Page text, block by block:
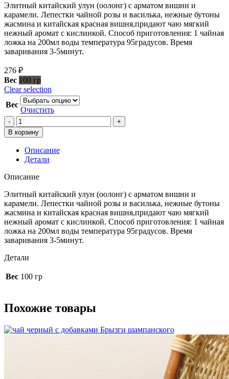
Элитный китайский улун (оолонг) с арматом вишни и
карамели. Лепестки чайной розы и василька, нежные бутоны
жасмина и китайская красная вишня,придают чаю мягкий
нежный аромат с кислинкой. Способ приготовления: 1 чайная
ложка на 200мл воды температура 95градусов. Время
заваривания 3-5минут.
276 ₽
Вес 100 гр
Clear selection
Вес
Очистить
Количество
товара
Сказки
Шахерезады
(чай
зеленый
с
В корзину
Описание
Детали
Описание
Элитный китайский улун (оолонг) с арматом вишни и
карамели. Лепестки чайной розы и василька, нежные бутоны
жасмина и китайская красная вишня,придают чаю мягкий
нежный аромат с кислинкой. Способ приготовления: 1 чайная
ложка на 200мл воды температура 95градусов. Время
заваривания 3-5минут.
Детали
Вес 100 гр
Похожие товары